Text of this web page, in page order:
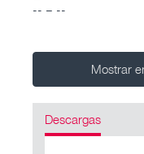
-- – --
Mostrar
Descargas